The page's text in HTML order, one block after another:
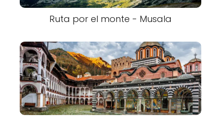
Ruta por el monte - Musala